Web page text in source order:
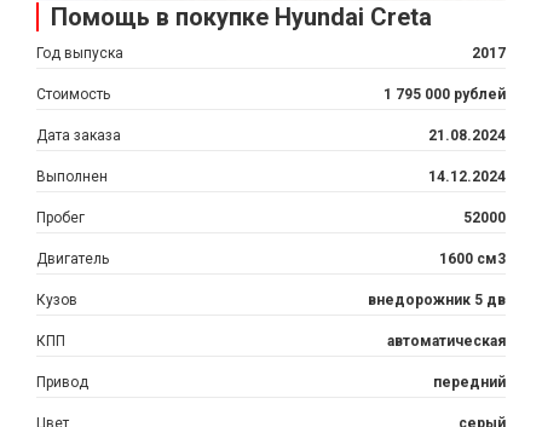
Помощь в покупке Hyundai Creta
Год выпуска 2017
Стоимость 1 795 000 рублей
Дата заказа 21.08.2024
Выполнен 14.12.2024
Пробег 52000
Двигатель 1600 см3
Кузов внедорожник 5 дв
КПП автоматическая
Привод передний
Цвет серый